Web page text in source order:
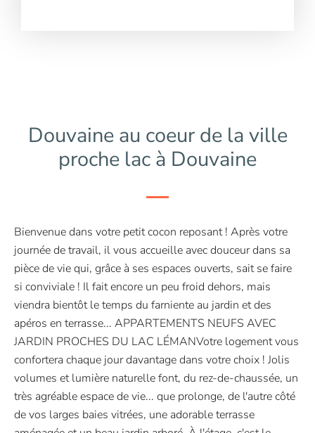
Douvaine au coeur de la ville
proche lac à Douvaine
Bienvenue dans votre petit cocon reposant ! Après votre
journée de travail, il vous accueille avec douceur dans sa
pièce de vie qui, grâce à ses espaces ouverts, sait se faire
si conviviale ! Il fait encore un peu froid dehors, mais
viendra bientôt le temps du farniente au jardin et des
apéros en terrasse... APPARTEMENTS NEUFS AVEC
JARDIN PROCHES DU LAC LÉMANVotre logement vous
confortera chaque jour davantage dans votre choix ! Jolis
volumes et lumière naturelle font, du rez-de-chaussée, un
très agréable espace de vie... que prolonge, de l'autre côté
de vos larges baies vitrées, une adorable terrasse